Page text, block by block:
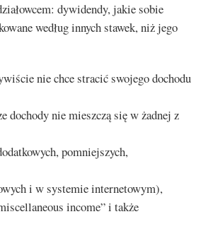
dywidendy, jakie sobie
według innych stawek, niż jego
nie chce stracić swojego dochodu
dochody nie mieszczą się w żadnej z
pomniejszych,
i w systemie internetowym),
income” i także